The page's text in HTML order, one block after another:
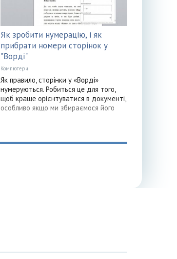
Як зробити нумерацію, і як
прибрати номери сторінок у
"Ворді"
Компютери
Як правило, сторінки у «Ворді»
нумеруються. Робиться це для того,
щоб краще орієнтуватися в документі,
особливо якщо ми збираємося його